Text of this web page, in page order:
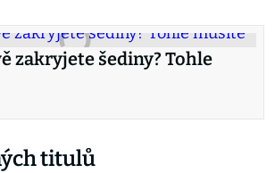
zakryjete šediny? Tohle
titulů